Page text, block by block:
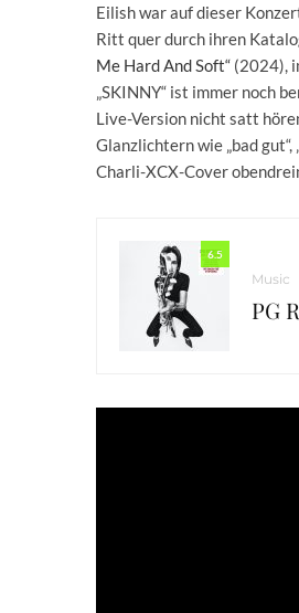
Eilish war auf dieser
Ritt quer durch ihren
Me Hard And Soft“ (2024),
„SKINNY“ ist immer noch
Live-Version nicht satt
Glanzlichtern wie „bad gut“,
Charli-XCX-Cover
6.5
Music
PG